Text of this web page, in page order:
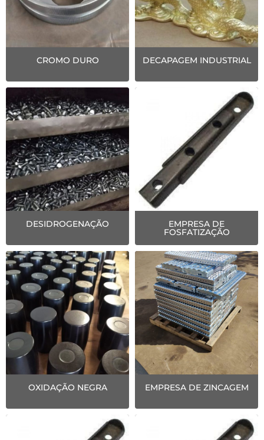
CROMO DURO DECAPAGEM INDUSTRIAL
DESIDROGENAÇÃO EMPRESA DE
FOSFATIZAÇÃO
OXIDAÇÃO NEGRA EMPRESA DE ZINCAGEM